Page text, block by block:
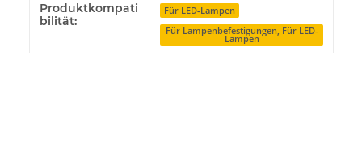
Produktkompati
bilität:
Für LED-Lampen
Für Lampenbefestigungen, Für LED-
Lampen